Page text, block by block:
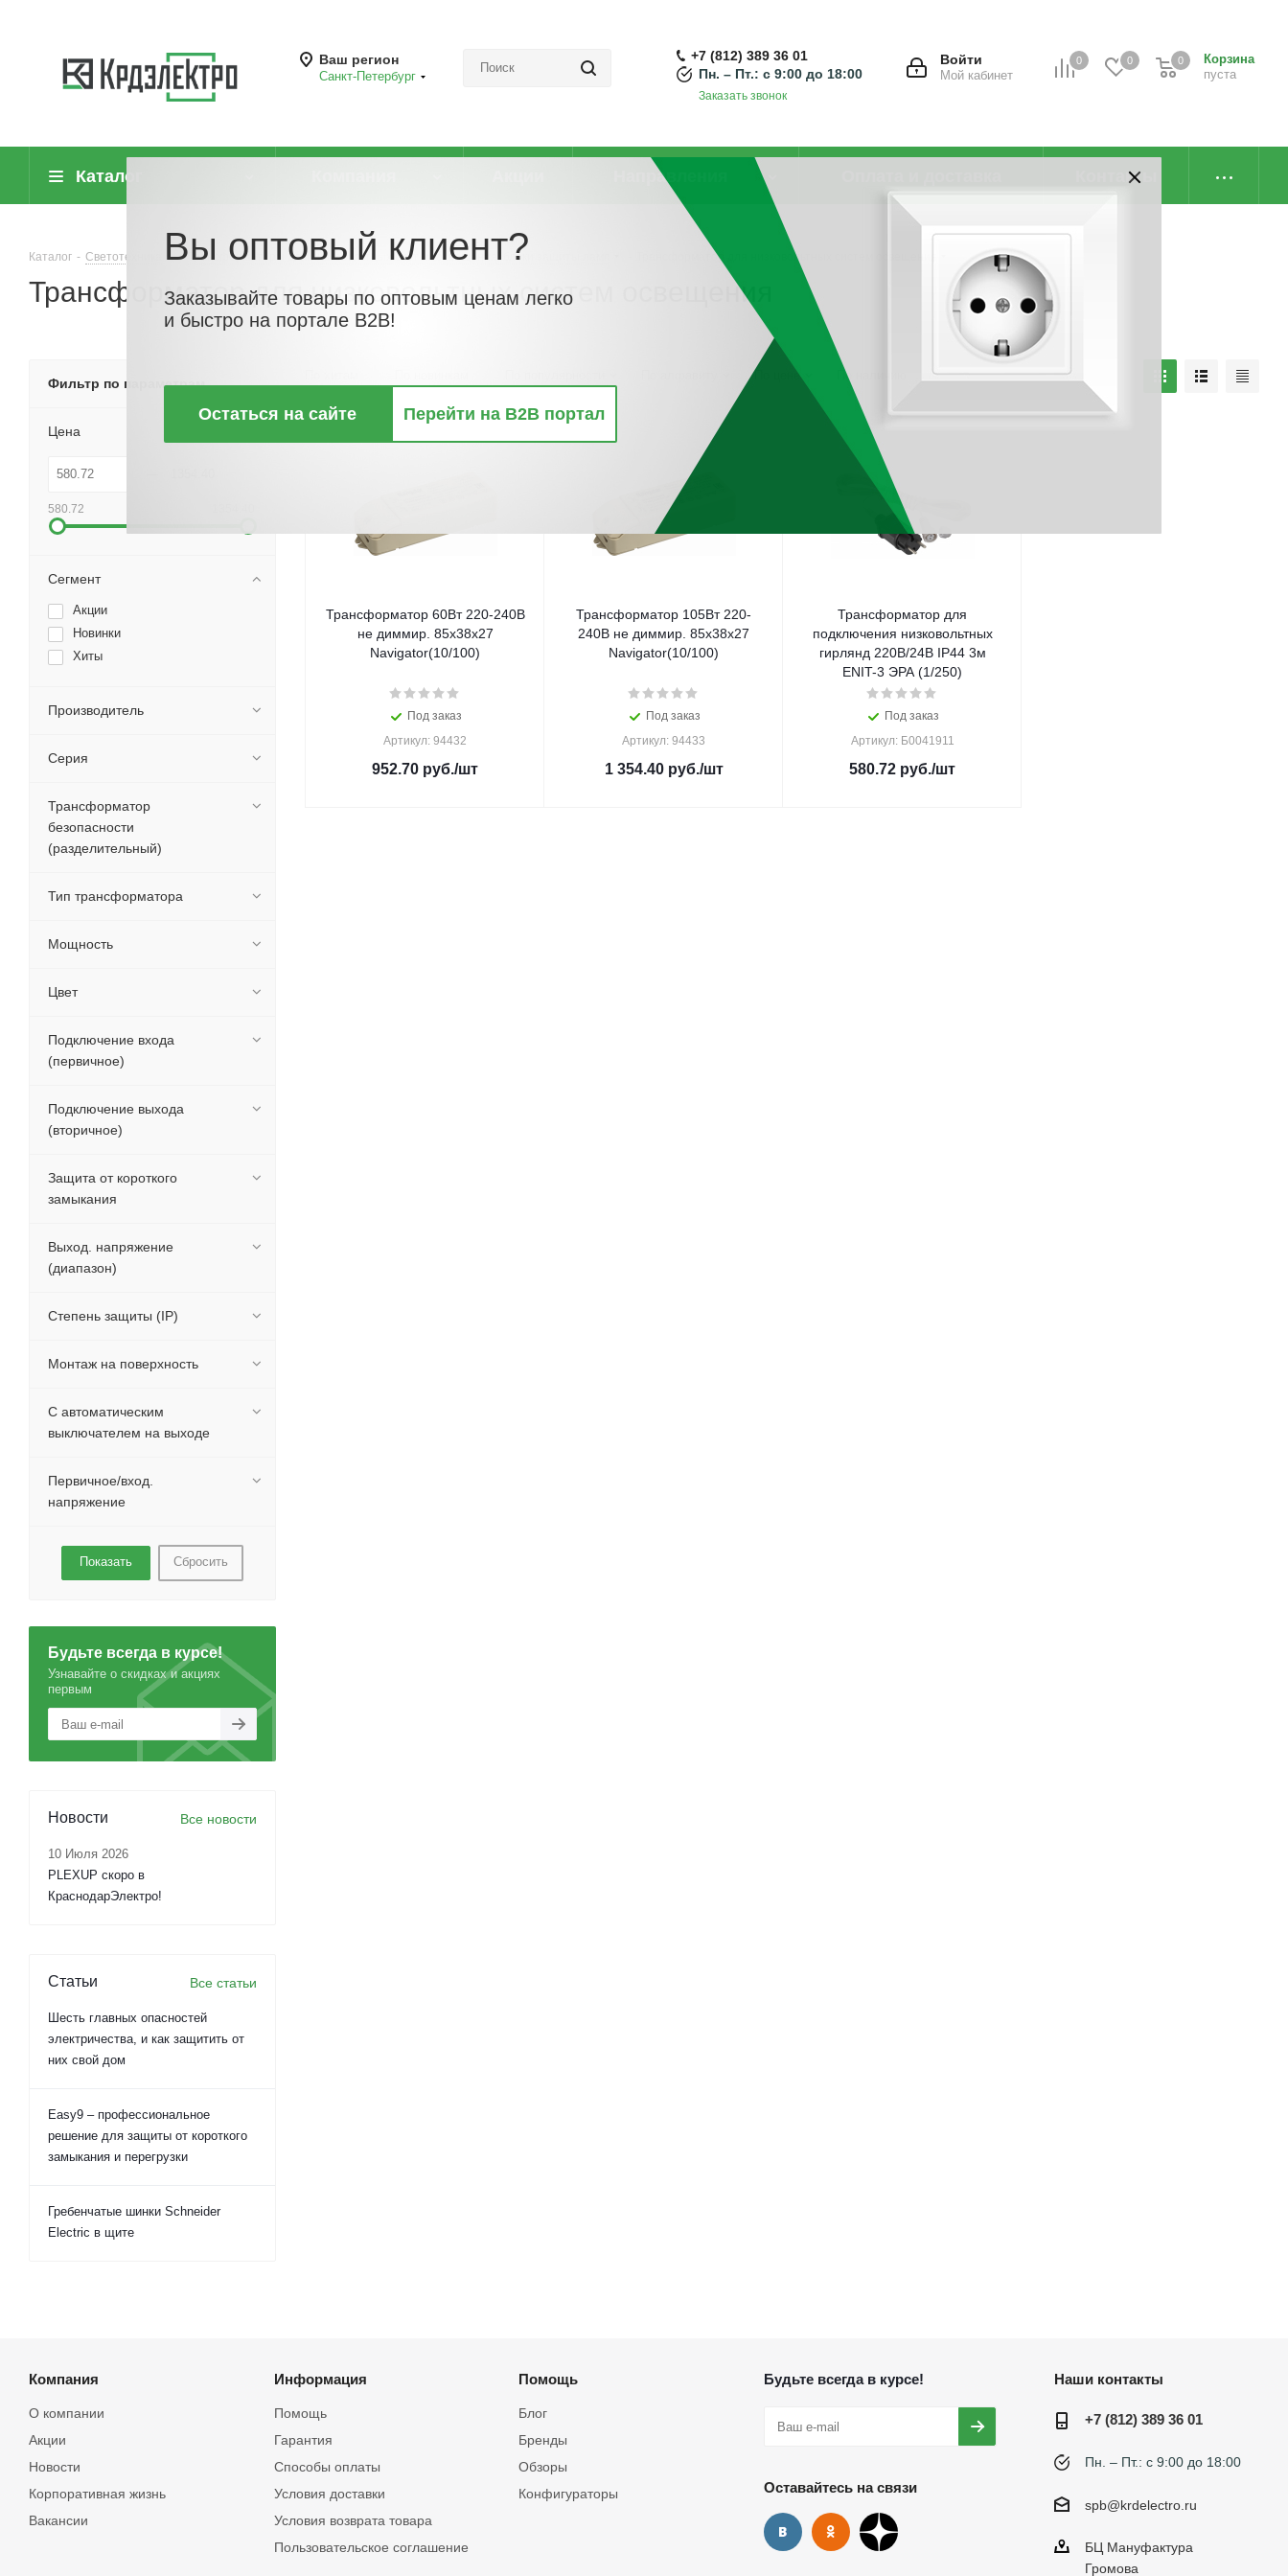
Ваш регион
Санкт-Петербург
0 0
Корзина
пуста
0
Войти
Мой кабинет
+7 (812) 389 36 01
Пн. – Пт.: с 9:00 до 18:00
Заказать звонок
Каталог Направления Контакты
Каталог - Светотехника - Трансформаторы для низковольтных систем освещения, блоки защиты ламп Трансформатор для низковольтных систем освещения
Трансформатор для низковольтных систем освещения
По цене По наличию
Трансформатор 60Вт 220-240В
не диммир. 85х38х27
Navigator(10/100)
Под заказ
Артикул: 94432
952.70 руб./шт
Трансформатор 105Вт 220-
240В не диммир. 85х38х27
Navigator(10/100)
Под заказ
Артикул: 94433
1 354.40руб./шт
Трансформатор для
подключения низковольтных
гирлянд 220В/24В IP44 3м
ENIT-3 ЭРА (1/250)
Под заказ
Артикул: Б0041911
580.72 руб./шт
Фильтр по параметрам
Цена
580.72
Сегмент
Акции
Новинки
Хиты
Производитель
Серия
Трансформатор
безопасности
(разделительный)
Тип трансформатора
Мощность
Цвет
Подключение входа
(первичное)
Подключение выхода
(вторичное)
Защита от короткого
замыкания
Выход. напряжение
(диапазон)
Степень защиты (IP)
Монтаж на поверхность
С автоматическим
выключателем на выходе
Первичное/вход.
напряжение
Сбросить
Будьте всегда в курсе!
Узнавайте о скидках и акциях
первым
Новости Все новости
10 Июля 2026
PLEXUP скоро в
КраснодарЭлектро!
Статьи Все статьи
Шесть главных опасностей
электричества, и как защитить от
них свой дом
Easy9 – профессиональное
решение для защиты от короткого
замыкания и перегрузки
Гребенчатые шинки Schneider
Electric в щите
Компания
О компании
Акции
Новости
Корпоративная жизнь
Вакансии
Информация
Помощь
Гарантия
Способы оплаты
Условия доставки
Условия возврата товара
Пользовательское соглашение
Помощь
Блог
Бренды
Обзоры
Конфигураторы
Будьте всегда в курсе!
Оставайтесь на связи
Наши контакты
+7 (812) 389 36 01
Пн. – Пт.: с 9:00 до 18:00
spb@krdelectro.ru
БЦ Мануфактура
Громова
Вы оптовый клиент?
Заказывайте товары по оптовым ценам легко
и быстро на портале B2B!
Остаться на сайте Перейти на B2B портал